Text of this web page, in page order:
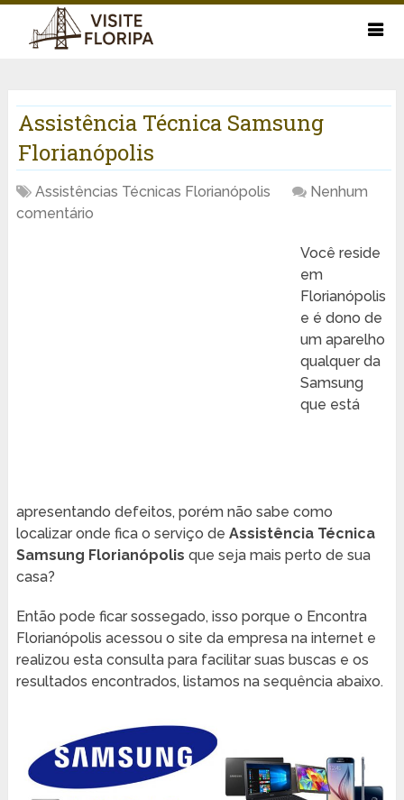
Assistência Técnica Samsung
Florianópolis
Assistências Técnicas Florianópolis
Nenhum
comentário
Você reside
em
Florianópolis
e é dono de
um aparelho
qualquer da
Samsung
que está
apresentando defeitos, porém não sabe como
localizar onde fica o serviço de Assistência Técnica
Samsung Florianópolis que seja mais perto de sua
casa?
Então pode ficar sossegado, isso porque o Encontra
Florianópolis acessou o site da empresa na internet e
realizou esta consulta para facilitar suas buscas e os
resultados encontrados, listamos na sequência abaixo.